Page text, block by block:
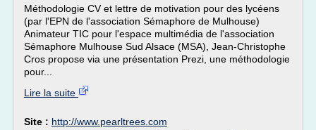
Méthodologie CV et lettre de motivation pour des lycéens
(par l'EPN de l'association Sémaphore de Mulhouse)
Animateur TIC pour l'espace multimédia de l'association
Sémaphore Mulhouse Sud Alsace (MSA), Jean-Christophe
Cros propose via une présentation Prezi, une méthodologie
pour...
Lire la suite
Site : http://www.pearltrees.com